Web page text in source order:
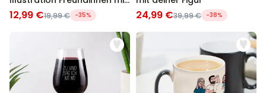
Text
12,99 €19,99 € -35% 24,99 €39,99 € -38%